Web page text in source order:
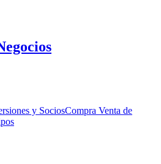
y SociosCompra Venta de